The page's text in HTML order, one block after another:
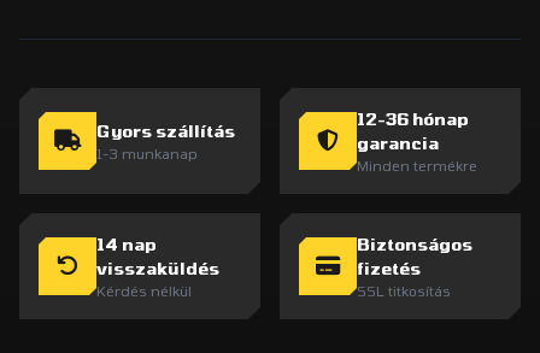
Gyors szállítás
1-3 munkanap
12-36 hónap
garancia
Minden termékre
14 nap
visszaküldés
Kérdés nélkül
Biztonságos
fizetés
SSL titkosítás